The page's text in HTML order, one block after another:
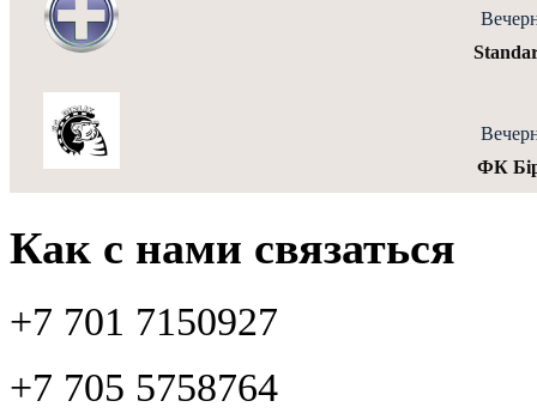
ФК
Как с нами связаться
+7 701 7150927
+7 705 5758764